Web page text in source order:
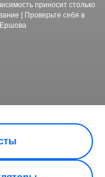
приносит столько
| Проверьте себя в
Ершова